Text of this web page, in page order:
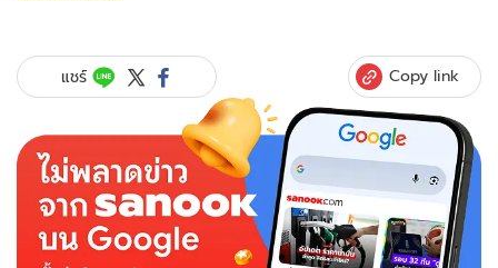
ชี้
อย่า
ประเด็น
"คน
ฅน"
แชร์ Copy link